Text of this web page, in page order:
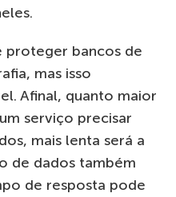
proteger bancos de
mas isso
Afinal, quanto maior
serviço precisar
mais lenta será a
de dados também
de resposta pode